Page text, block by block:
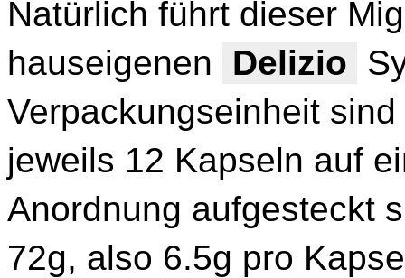
Natürlich führt dieser
hauseigenen
Delizio
Verpackungseinheit
jeweils 12 Kapseln auf
Anordnung aufgesteckt
72g, also 6.5g pro